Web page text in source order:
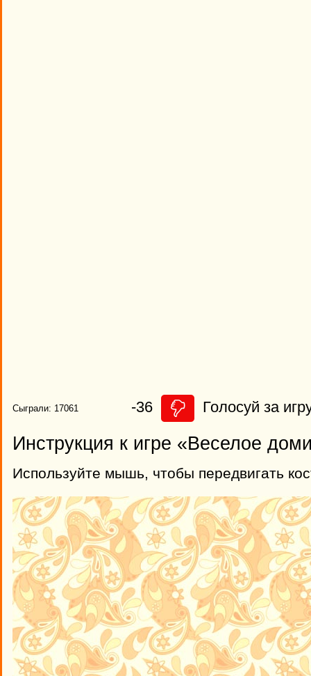
Сыграли: 17061 -36 Голосуй за
Инструкция к игре «Веселое
Используйте мышь, чтобы передвигать